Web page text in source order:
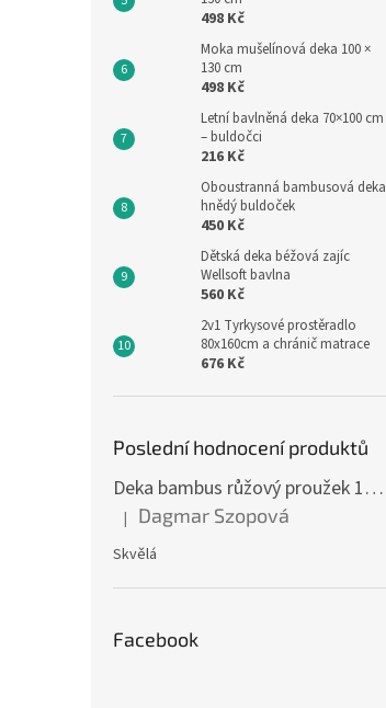
498 Kč
Moka mušelínová deka 100 ×
130 cm
498 Kč
Letní bavlněná deka 70×100 cm
– buldočci
216 Kč
Oboustranná bambusová deka
hnědý buldoček
450 Kč
Dětská deka béžová zajíc
Wellsoft bavlna
560 Kč
2v1 Tyrkysové prostěradlo
80x160cm a chránič matrace
676 Kč
Poslední hodnocení produktů
Deka bambus růžový proužek 160 x 200 cm
Hodnocení produktu je 5 z 5 hvězdiček.
| Dagmar Szopová
Skvělá
Facebook